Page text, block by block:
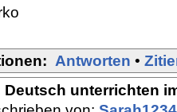
Antworten •
Deutsch unterrichten